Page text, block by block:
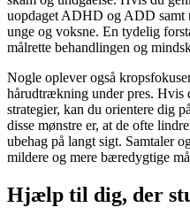
uopdaget ADHD og ADD samt
unge og voksne. En tydelig
målrette behandlingen og
Nogle oplever også
hårudtrækning under pres. Hvis
strategier, kan du orientere dig
disse mønstre er, at de ofte
ubehag på langt sigt. Samtaler
mildere og mere bæredygtige
Hjælp til dig, der